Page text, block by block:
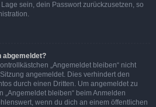
sein, dein Passwort zurückzusetzen, so
abgemeldet?
„Angemeldet bleiben“ nicht
angemeldet. Dies verhindert den
durch einen Dritten. Um angemeldet zu
„Angemeldet bleiben“ beim Anmelden
wenn du dich an einem öffentlichen